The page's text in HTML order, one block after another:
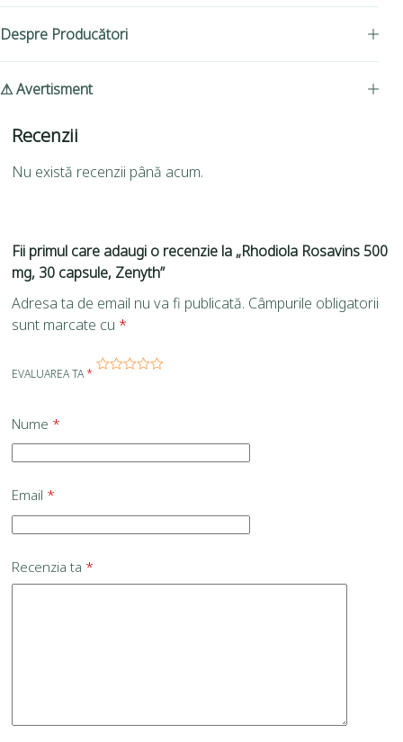
Despre Producători
⚠ Avertisment
Recenzii
Nu există recenzii până acum.
Fii primul care adaugi o recenzie la „Rhodiola Rosavins 500
mg, 30 capsule, Zenyth”
Adresa ta de email nu va fi publicată. Câmpurile obligatorii
sunt marcate cu *
EVALUAREA TA*
Nume *
Email *
Recenzia ta *